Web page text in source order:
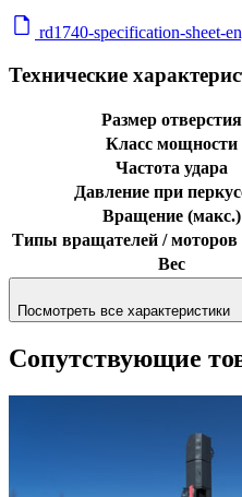
rd1740-specification-sheet-
Технические
Размер отверстия
Класс мощности
Частота удара
Давление при
Вращение (макс.)
Типы вращателей /
Вес
Посмотреть все характеристики
Сопутствующие